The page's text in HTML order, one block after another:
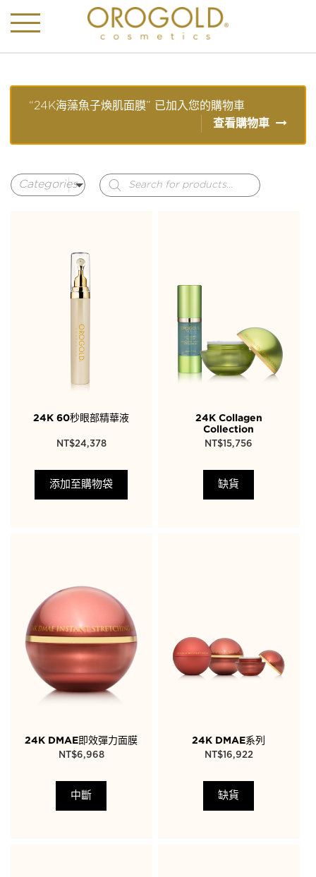
“24K海藻魚子煥肌面膜” 已加入您的購物車
查看購物車
Products
search
24K 60秒眼部精華液
NT$24,378
添加至購物袋
24K Collagen
Collection
NT$15,756
缺貨
24K DMAE即效彈力面膜
NT$6,968
中斷
24K DMAE系列
NT$16,922
缺貨